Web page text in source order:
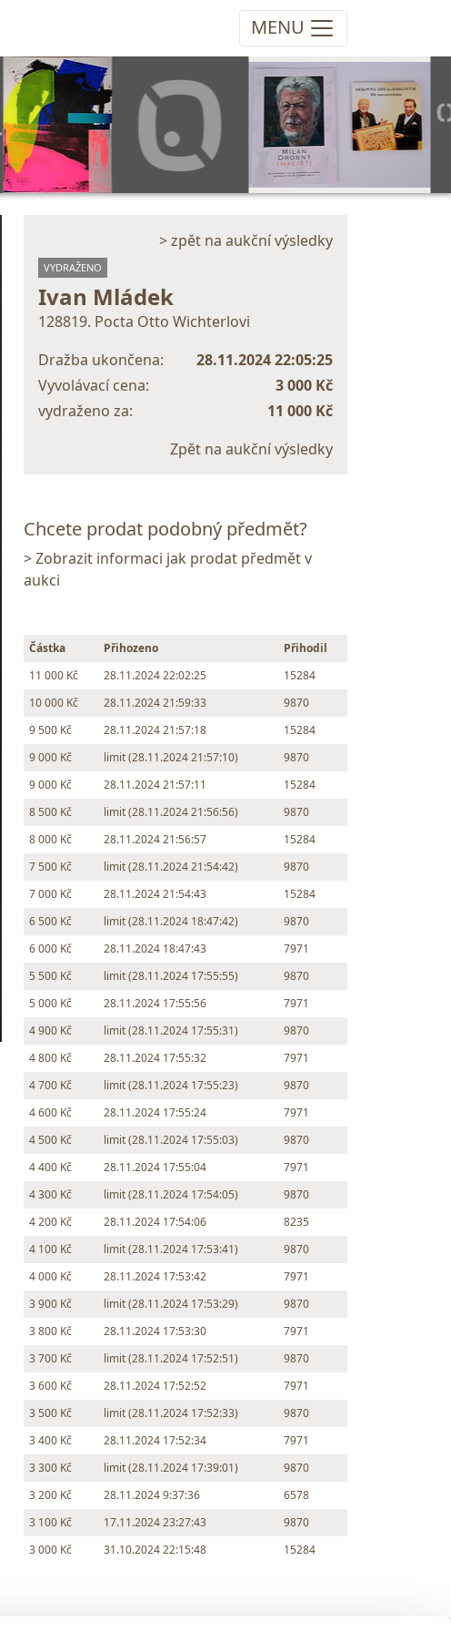
MENU
> zpět na aukční výsledky
VYDRAŽENO
Ivan Mládek
128819. Pocta Otto Wichterlovi
Dražba ukončena:
28.11.2024 22:05:25
Vyvolávací cena:
3 000 Kč
vydraženo za:
11 000 Kč
Zpět na aukční výsledky
Chcete prodat podobný předmět?
> Zobrazit informaci jak prodat předmět v
aukci
Částka Přihozeno
Přihodil
11 000 Kč
28.11.2024 22:02:25
15284
10 000 Kč
28.11.2024 21:59:33
9870
9 500 Kč
28.11.2024 21:57:18
15284
9 000 Kč
limit (28.11.2024 21:57:10)
9870
9 000 Kč
28.11.2024 21:57:11
15284
8 500 Kč
limit (28.11.2024 21:56:56)
9870
8 000 Kč
28.11.2024 21:56:57
15284
7 500 Kč
limit (28.11.2024 21:54:42)
9870
7 000 Kč
28.11.2024 21:54:43
15284
6 500 Kč
limit (28.11.2024 18:47:42)
9870
6 000 Kč
28.11.2024 18:47:43
7971
5 500 Kč
limit (28.11.2024 17:55:55)
9870
5 000 Kč
28.11.2024 17:55:56
7971
4 900 Kč
limit (28.11.2024 17:55:31)
9870
4 800 Kč
28.11.2024 17:55:32
7971
4 700 Kč
limit (28.11.2024 17:55:23)
9870
4 600 Kč
28.11.2024 17:55:24
7971
4 500 Kč
limit (28.11.2024 17:55:03)
9870
4 400 Kč
28.11.2024 17:55:04
7971
4 300 Kč
limit (28.11.2024 17:54:05)
9870
4 200 Kč
28.11.2024 17:54:06
8235
4 100 Kč
limit (28.11.2024 17:53:41)
9870
4 000 Kč
28.11.2024 17:53:42
7971
3 900 Kč
limit (28.11.2024 17:53:29)
9870
3 800 Kč
28.11.2024 17:53:30
7971
3 700 Kč
limit (28.11.2024 17:52:51)
9870
3 600 Kč
28.11.2024 17:52:52
7971
3 500 Kč
limit (28.11.2024 17:52:33)
9870
3 400 Kč
28.11.2024 17:52:34
7971
3 300 Kč
limit (28.11.2024 17:39:01)
9870
3 200 Kč
28.11.2024 9:37:36
6578
3 100 Kč
17.11.2024 23:27:43
9870
3 000 Kč
31.10.2024 22:15:48 15284